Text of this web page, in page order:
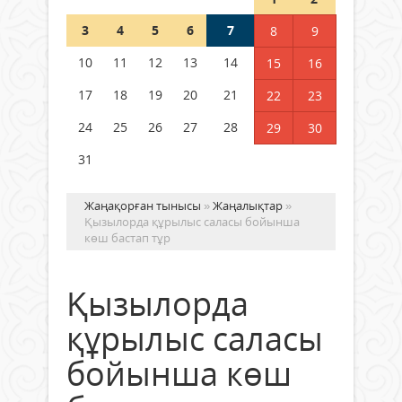
Германия аптап ыстыққа
бастады
04 тамыз 2026 ж.
3
4 5 6 7 8
9
10
11 12 13 14 15
16
17
18 19 20 21 22
23
24
25 26 27 28 29
30
31
Жаңақорған тынысы »Жаңалықтар »
Қызылорда құрылыс саласы бойынша
көш бастап тұр
Қызылорда
құрылыс саласы
бойынша көш